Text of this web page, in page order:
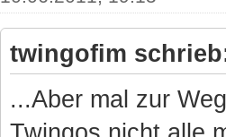
twingofim
...Aber mal zur